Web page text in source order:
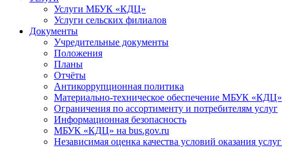
Услуги МБУК «КДЦ»
Услуги сельских филиалов
Документы
Учредительные документы
Положения
Планы
Отчёты
Антикоррупционная политика
Материально-техническое обеспечение МБУК «КДЦ»
Ограничения по ассортименту и потребителям услуг
Информационная безопасность
МБУК «КДЦ» на bus.gov.ru
Независимая оценка качества условий оказания